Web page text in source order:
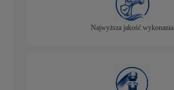
Najwyższa jakość wykonania